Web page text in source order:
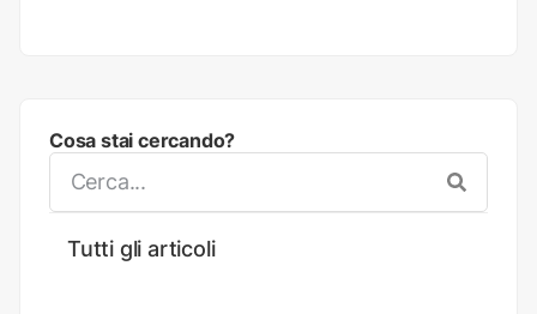
Cosa stai cercando?
Tutti gli articoli